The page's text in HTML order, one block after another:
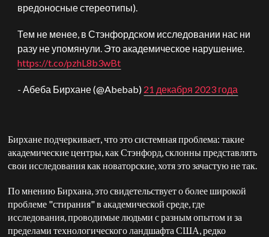
вредоносные стереотипы).
Тем не менее, в Стэнфордском исследовании нас ни
разу не упомянули. Это академическое нарушение.
https://t.co/pzhL8b3wBt
- Абеба Бирхане (@Abebab) 21 декабря 2023 года
Бирхане подчеркивает, что это системная проблема: такие
академические центры, как Стэнфорд, склонны представлять
свои исследования как новаторские, хотя это зачастую не так.
По мнению Бирхана, это свидетельствует о более широкой
проблеме "стирания" в академической среде, где
исследования, проводимые людьми с разным опытом и за
пределами технологического ландшафта США, редко